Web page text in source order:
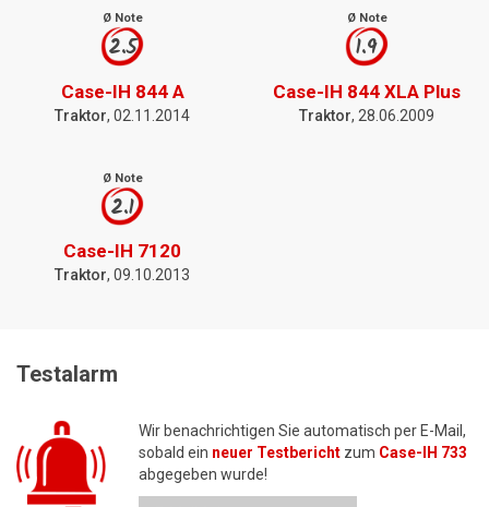
Ø Note
2.5
Case-IH 844 A
Traktor, 02.11.2014
Ø Note
1.9
Case-IH 844 XLA Plus
Traktor, 28.06.2009
Ø Note
2.1
Case-IH 7120
Traktor, 09.10.2013
Testalarm
Wir benachrichtigen Sie automatisch per E-Mail,
sobald ein neuer Testbericht zum Case-IH 733
abgegeben wurde!